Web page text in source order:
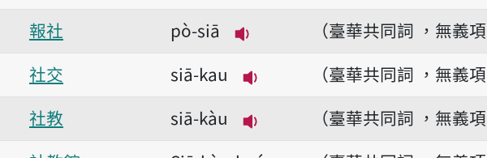
播放音讀lí-hîng-siā/lú-hîng-
報社
pò-siā
播放音讀pò-siā
（臺華共同詞 ，無義項
社交
siā-kau
播放音讀siā-kau
（臺華共同詞 ，無義項
社教
siā-kàu
播放音讀siā-kàu
（臺華共同詞 ，無義項